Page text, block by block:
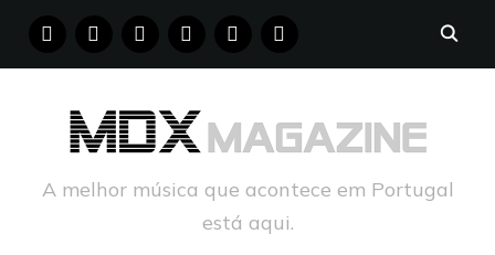
FACEBOOKINSTAGRAM
YOUTUBE PINTERESTTUMBLR
A melhor música que acontece em Portugal
está aqui.